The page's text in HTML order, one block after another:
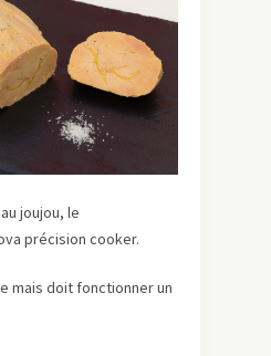
joujou, le
précision cooker.
mais doit fonctionner un